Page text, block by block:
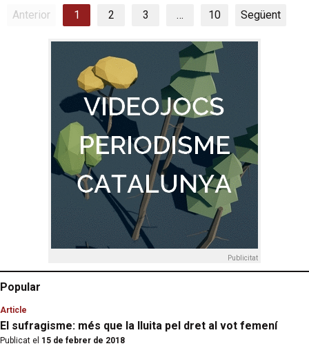
Anterior 1 2 3 … 10 Següent
Publicitat
Popular
Article
El sufragisme: més que la lluita pel dret al vot femení
Publicat el 15 de febrer de 2018